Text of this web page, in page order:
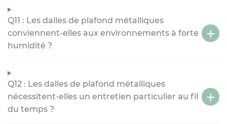
Q11 : Les dalles de plafond métalliques
conviennent-elles aux environnements à forte
humidité ?
Q12 : Les dalles de plafond métalliques
nécessitent-elles un entretien particulier au fil
du temps ?